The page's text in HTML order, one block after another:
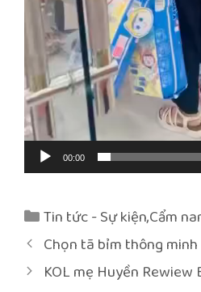
00:00
Danh
mục
Tin tức - Sự kiện,Cẩm
Điều
hướng
Chọn tã bỉm thông
KOL mẹ Huyền Rewiew